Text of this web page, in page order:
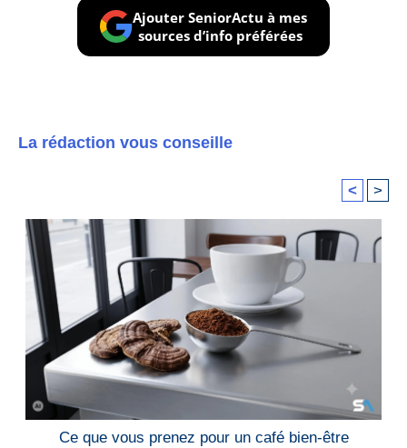
Ajouter SeniorActu à mes
sources d’info préférées
La rédaction vous conseille
< >
Ce que vous prenez pour un café bien-être